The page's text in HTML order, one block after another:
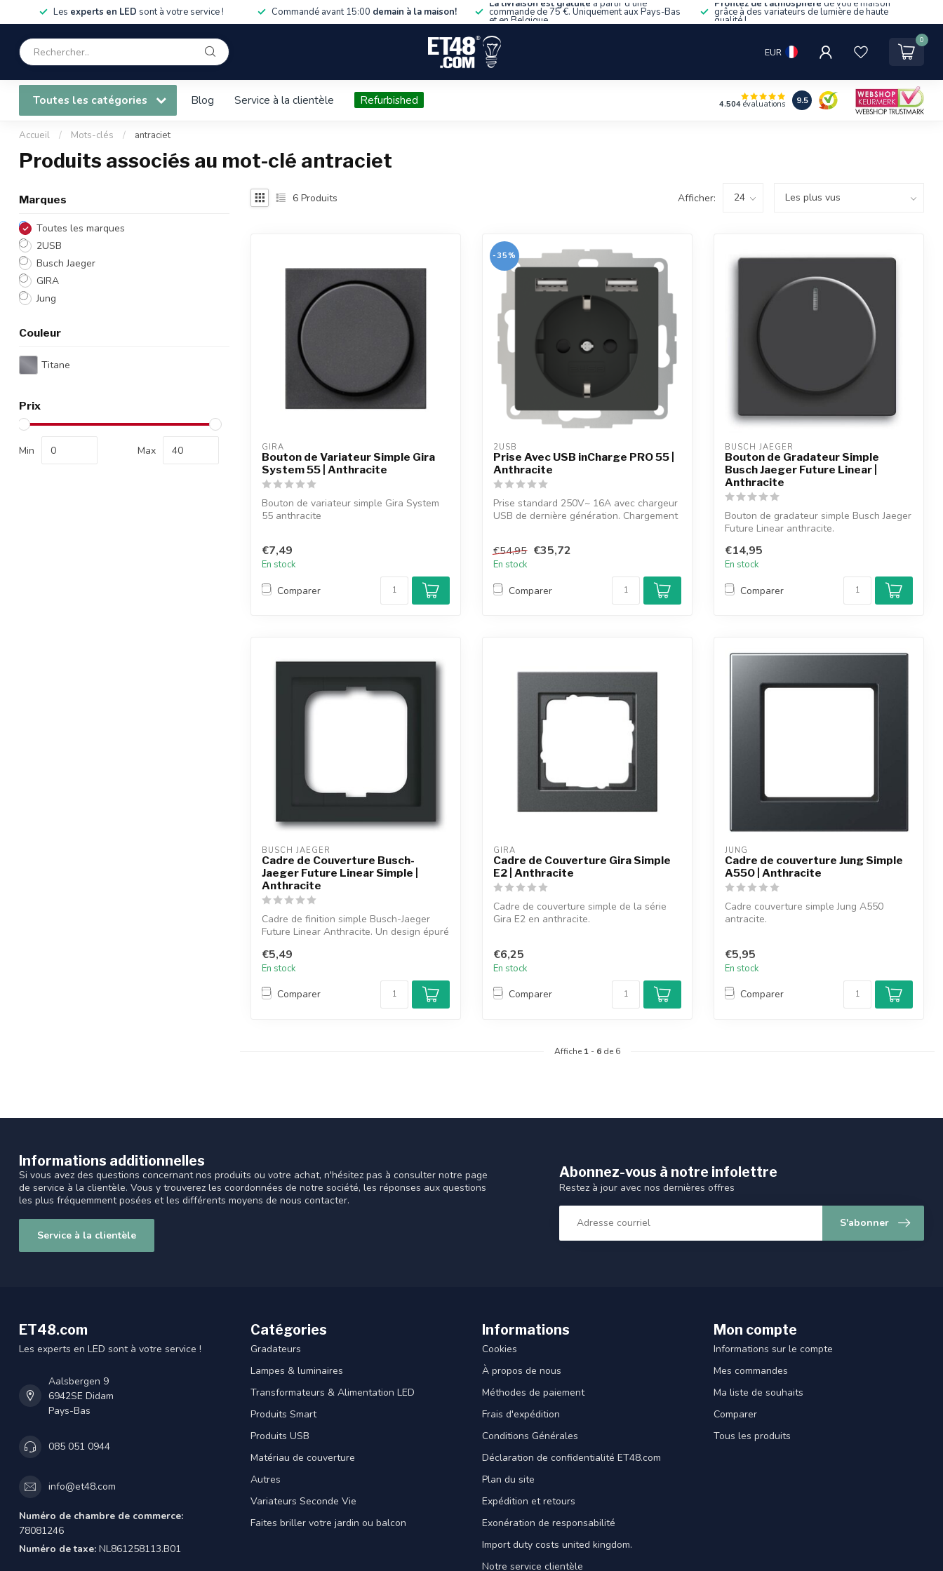
Les experts en LED sont à votre service ! Commandé avant 15:00 demain à la maison!
La livraison est gratuite à partir d'une
commande de 75 €. Uniquement aux Pays-Bas
et en Belgique.
Profitez de l'atmosphère de votre maison
grâce à des variateurs de lumière de haute
qualité !
EUR
0
Toutes les catégories Blog Service à la clientèle Refurbished 4.504 évaluations 9.5
Accueil / Mots-clés / antraciet
Produits associés au mot-clé antraciet
Marques
Toutes les marques
2USB
Busch Jaeger
GIRA
Jung
Couleur
Titane
Prix
Min Max
6 Produits Afficher:
GIRA
Bouton de Variateur Simple Gira
System 55 | Anthracite
Bouton de variateur simple Gira System
55 anthracite
€7,49
En stock
Comparer
-35%
2USB
Prise Avec USB inCharge PRO 55 |
Anthracite
Prise standard 250V~ 16A avec chargeur
USB de dernière génération. Chargement
€54,95 €35,72
En stock
Comparer
BUSCH JAEGER
Bouton de Gradateur Simple
Busch Jaeger Future Linear |
Anthracite
Bouton de gradateur simple Busch Jaeger
Future Linear anthracite.
€14,95
En stock
Comparer
BUSCH JAEGER
Cadre de Couverture Busch-
Jaeger Future Linear Simple |
Anthracite
Cadre de finition simple Busch-Jaeger
Future Linear Anthracite. Un design épuré
€5,49
En stock
Comparer
GIRA
Cadre de Couverture Gira Simple
E2 | Anthracite
Cadre de couverture simple de la série
Gira E2 en anthracite.
€6,25
En stock
Comparer
JUNG
Cadre de couverture Jung Simple
A550 | Anthracite
Cadre couverture simple Jung A550
antracite.
€5,95
En stock
Comparer
Affiche 1 - 6 de 6
Informations additionnelles
Si vous avez des questions concernant nos produits ou votre achat, n'hésitez pas à consulter notre page
de service à la clientèle. Vous y trouverez les coordonnées de notre société, les réponses aux questions
les plus fréquemment posées et les différents moyens de nous contacter.
Service à la clientèle
Abonnez-vous à notre infolettre
Restez à jour avec nos dernières offres
S'abonner
ET48.com
Les experts en LED sont à votre service !
Aalsbergen 9
6942SE Didam
Pays-Bas
085 051 0944
info@et48.com
Numéro de chambre de commerce:
78081246
Numéro de taxe: NL861258113.B01
Catégories
Gradateurs
Lampes & luminaires
Transformateurs & Alimentation LED
Produits Smart
Produits USB
Matériau de couverture
Autres
Variateurs Seconde Vie
Faites briller votre jardin ou balcon
Informations
Cookies
À propos de nous
Méthodes de paiement
Frais d'expédition
Conditions Générales
Déclaration de confidentialité ET48.com
Plan du site
Expédition et retours
Exonération de responsabilité
Import duty costs united kingdom.
Notre service clientèle
Mon compte
Informations sur le compte
Mes commandes
Ma liste de souhaits
Comparer
Tous les produits